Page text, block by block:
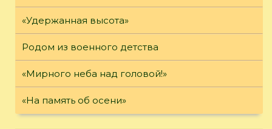
«Удержанная высота»
Родом из военного детства
«Мирного неба над головой!»
«На память об осени»